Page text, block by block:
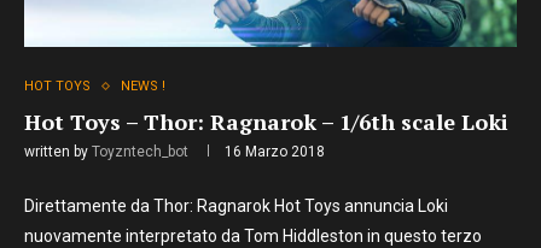
HOT TOYS NEWS !
Hot Toys – Thor: Ragnarok – 1/6th scale Loki
written by Toyzntech_bot 16 Marzo 2018
Direttamente da Thor: Ragnarok Hot Toys annuncia Loki
nuovamente interpretato da Tom Hiddleston in questo terzo